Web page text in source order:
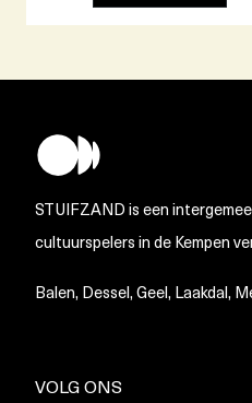
STUIFZAND is een
cultuurspelers in de Kempen
Balen, Dessel, Geel, Laakdal,
VOLG ONS